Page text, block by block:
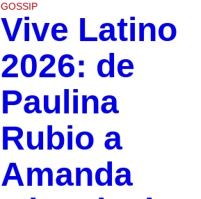
GOSSIP
Vive Latino
2026: de
Paulina
Rubio a
Amanda